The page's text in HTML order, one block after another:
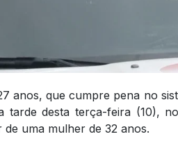
anos, que cumpre pena no
tarde desta terça-feira (10),
uma mulher de 32 anos.